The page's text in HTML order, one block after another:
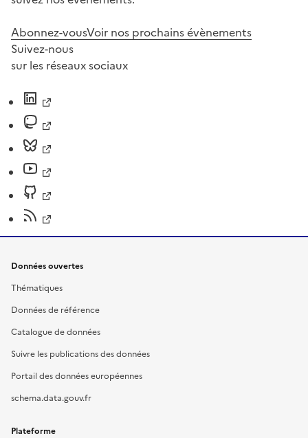
Abonnez-vousVoir nos prochains évènements
Suivez-nous
sur les réseaux sociaux
Données ouvertes
Thématiques
Données de référence
Catalogue de données
Suivre les publications des données
Portail des données européennes
schema.data.gouv.fr
Plateforme